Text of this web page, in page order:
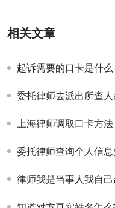
相关文章
起诉需要的口卡是什么
委托律师去派出所查
上海律师调取口卡方法
委托律师查询个人信
律师我是当事人我自